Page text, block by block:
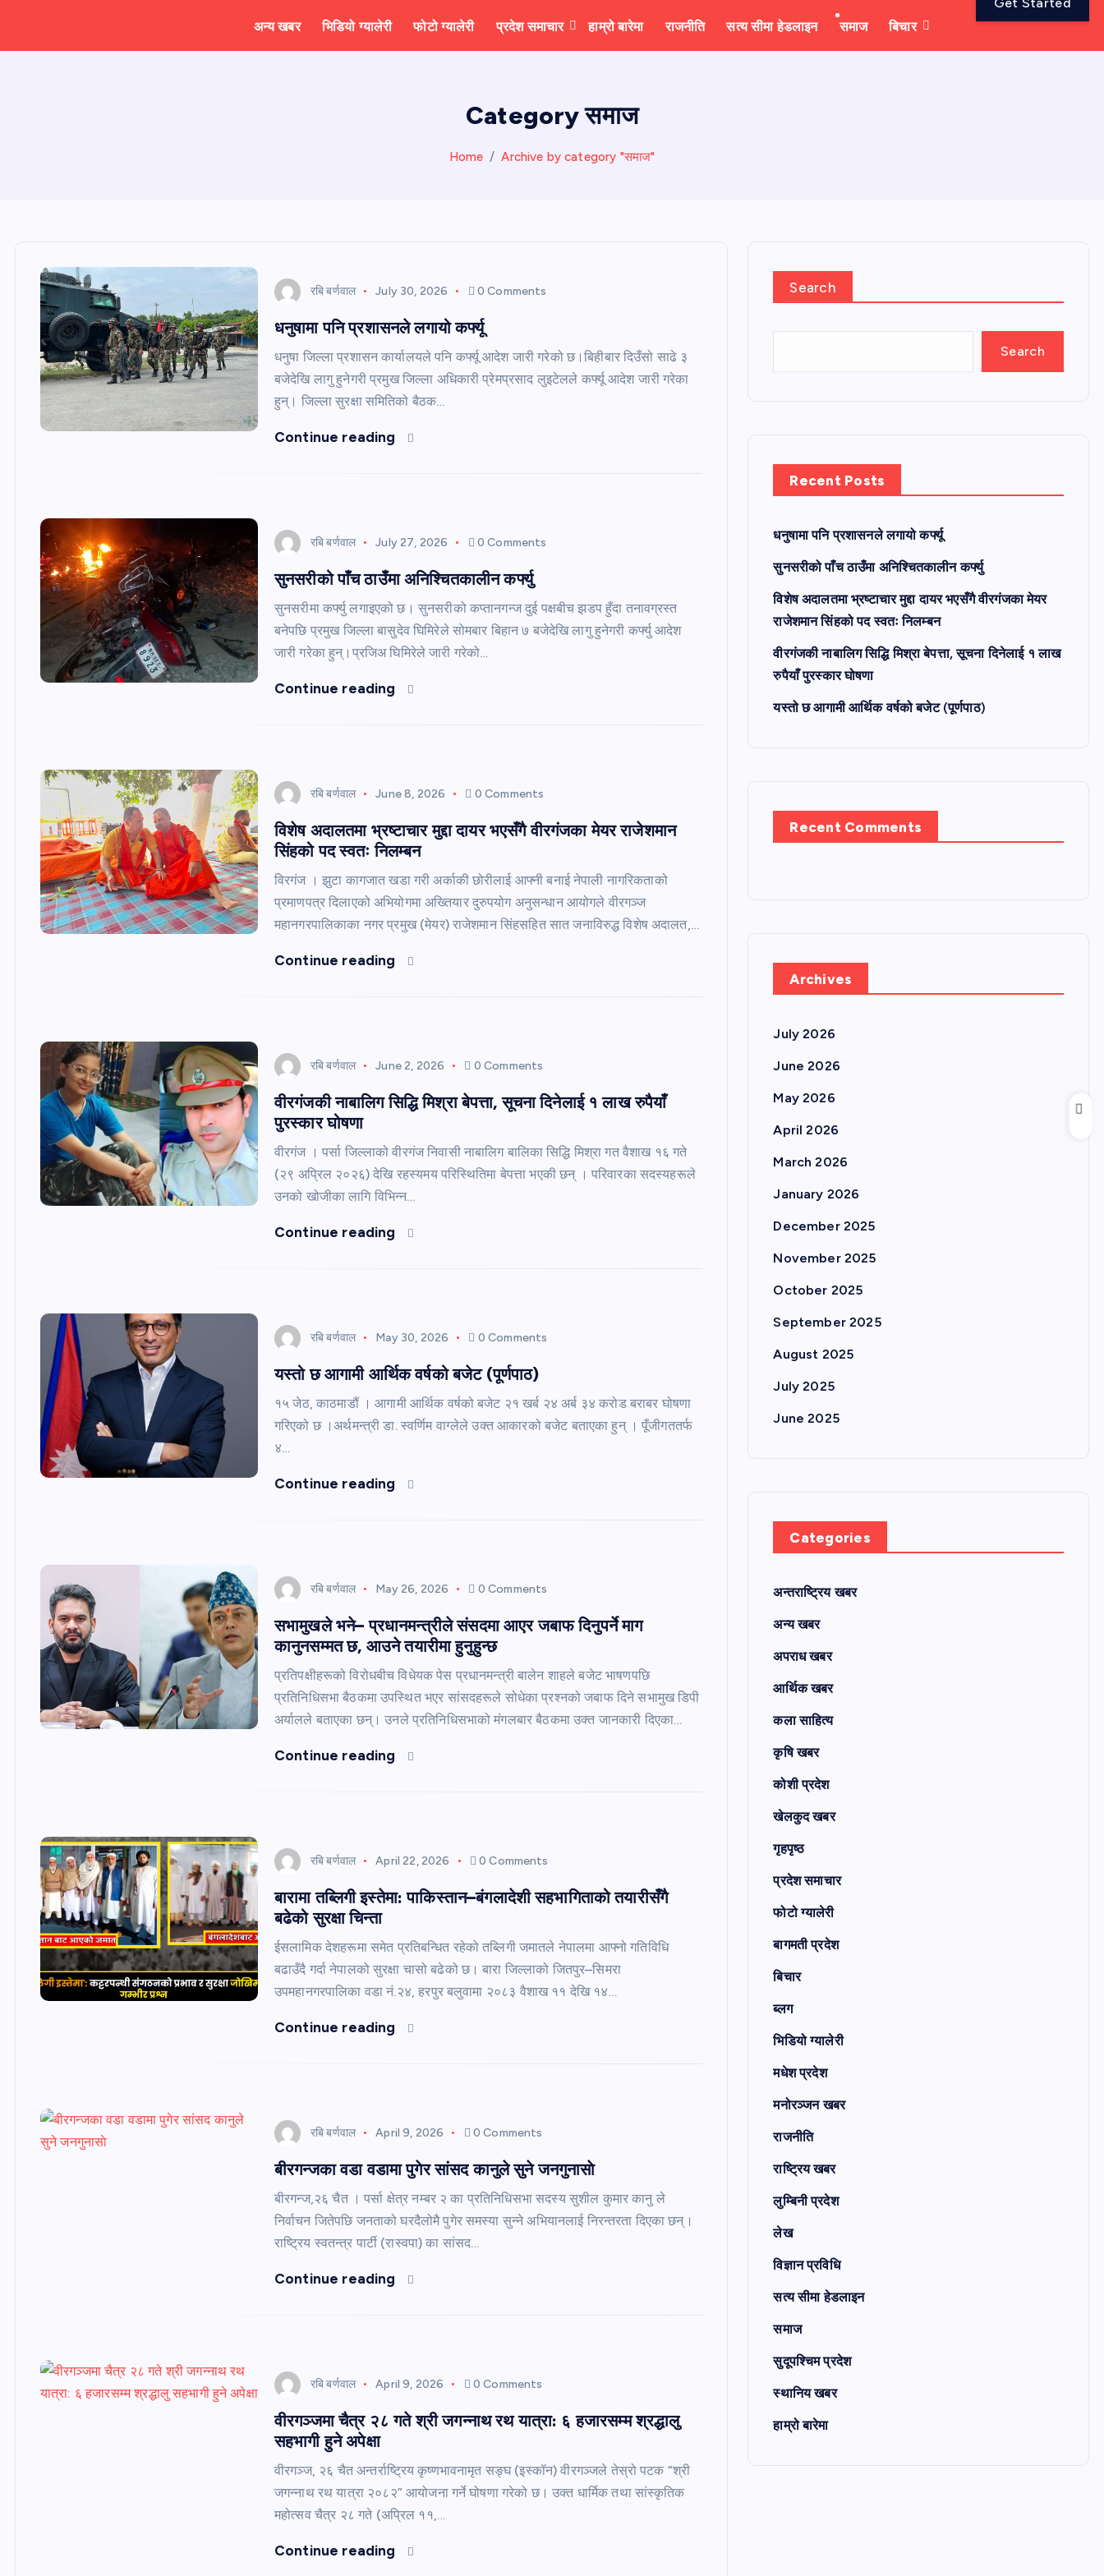
अन्य खबर भिडियो ग्यालेरी फोटो ग्यालेरी प्रदेश समाचार हाम्रो बारेमा राजनीति सत्य सीमा हेडलाइन समाज बिचार
Category समाज
Home Archive by category "समाज"
रबि बर्णवाल July 30, 2026 0 Comments
धनुषामा पनि प्रशासनले लगायो कर्फ्यू
धनुषा जिल्ला प्रशासन कार्यालयले पनि कर्फ्यू आदेश जारी गरेको छ।बिहीबार दिउँसो साढे ३
बजेदेखि लागु हुनेगरी प्रमुख जिल्ला अधिकारी प्रेमप्रसाद लुइटेलले कर्फ्यू आदेश जारी गरेका
हुन्। जिल्ला सुरक्षा समितिको बैठक…
Continue reading
रबि बर्णवाल July 27, 2026 0 Comments
सुनसरीको पाँच ठाउँमा अनिश्चितकालीन कर्फ्यु
सुनसरीमा कर्फ्यु लगाइएको छ। सुनसरीको कप्तानगन्ज दुई पक्षबीच झडप हुँदा तनावग्रस्त
बनेपछि प्रमुख जिल्ला बासुदेव घिमिरेले सोमबार बिहान ७ बजेदेखि लागु हुनेगरी कर्फ्यु आदेश
जारी गरेका हुन्।प्रजिअ घिमिरेले जारी गरेको…
Continue reading
रबि बर्णवाल June 8, 2026 0 Comments
विशेष अदालतमा भ्रष्टाचार मुद्दा दायर भएसँगै वीरगंजका मेयर राजेशमान
सिंहको पद स्वतः निलम्बन
विरगंज । झुटा कागजात खडा गरी अर्काकी छोरीलाई आफ्नी बनाई नेपाली नागरिकताको
प्रमाणपत्र दिलाएको अभियोगमा अख्तियार दुरुपयोग अनुसन्धान आयोगले वीरगञ्ज
महानगरपालिकाका नगर प्रमुख (मेयर) राजेशमान सिंहसहित सात जनाविरुद्ध विशेष अदालत,…
Continue reading
रबि बर्णवाल June 2, 2026 0 Comments
वीरगंजकी नाबालिग सिद्धि मिश्रा बेपत्ता, सूचना दिनेलाई १ लाख रुपैयाँ
पुरस्कार घोषणा
वीरगंज । पर्सा जिल्लाको वीरगंज निवासी नाबालिग बालिका सिद्धि मिश्रा गत वैशाख १६ गते
(२९ अप्रिल २०२६) देखि रहस्यमय परिस्थितिमा बेपत्ता भएकी छन् । परिवारका सदस्यहरूले
उनको खोजीका लागि विभिन्न…
Continue reading
रबि बर्णवाल May 30, 2026 0 Comments
यस्तो छ आगामी आर्थिक वर्षको बजेट (पूर्णपाठ)
१५ जेठ, काठमाडौं । आगामी आर्थिक वर्षको बजेट २१ खर्ब २४ अर्ब ३४ करोड बराबर घोषणा
गरिएको छ ।अर्थमन्त्री डा. स्वर्णिम वाग्लेले उक्त आकारको बजेट बताएका हुन् । पूँजीगततर्फ
४…
Continue reading
रबि बर्णवाल May 26, 2026 0 Comments
सभामुखले भने– प्रधानमन्त्रीले संसदमा आएर जबाफ दिनुपर्ने माग
कानुनसम्मत छ, आउने तयारीमा हुनुहुन्छ
प्रतिपक्षीहरूको विरोधबीच विधेयक पेस प्रधानमन्त्री बालेन शाहले बजेट भाषणपछि
प्रतिनिधिसभा बैठकमा उपस्थित भएर सांसदहरूले सोधेका प्रश्नको जबाफ दिने सभामुख डिपी
अर्यालले बताएका छन्। उनले प्रतिनिधिसभाको मंगलबार बैठकमा उक्त जानकारी दिएका…
Continue reading
रबि बर्णवाल April 22, 2026 0 Comments
बारामा तब्लिगी इस्तेमा: पाकिस्तान–बंगलादेशी सहभागिताको तयारीसँगै
बढेको सुरक्षा चिन्ता
ईसलामिक देशहरूमा समेत प्रतिबन्धित रहेको तब्लिगी जमातले नेपालमा आफ्नो गतिविधि
बढाउँदै गर्दा नेपालको सुरक्षा चासो बढेको छ। बारा जिल्लाको जितपुर–सिमरा
उपमहानगरपालिका वडा नं.२४, हरपुर बलुवामा २०८३ वैशाख ११ देखि १४…
Continue reading
रबि बर्णवाल April 9, 2026 0 Comments
बीरगन्जका वडा वडामा पुगेर सांसद कानुले सुने जनगुनासाे
बीरगन्ज,२६ चैत । पर्सा क्षेत्र नम्बर २ का प्रतिनिधिसभा सदस्य सुशील कुमार कानु ले
निर्वाचन जितेपछि जनताको घरदैलोमै पुगेर समस्या सुन्ने अभियानलाई निरन्तरता दिएका छन्।
राष्ट्रिय स्वतन्त्र पार्टी (रास्वपा) का सांसद…
Continue reading
रबि बर्णवाल April 9, 2026 0 Comments
वीरगञ्जमा चैत्र २८ गते श्री जगन्नाथ रथ यात्रा: ६ हजारसम्म श्रद्धालु
सहभागी हुने अपेक्षा
वीरगञ्ज, २६ चैत अन्तर्राष्ट्रिय कृष्णभावनामृत सङ्घ (इस्कॉन) वीरगञ्जले तेस्रो पटक “श्री
जगन्नाथ रथ यात्रा २०८२” आयोजना गर्ने घोषणा गरेको छ। उक्त धार्मिक तथा सांस्कृतिक
महोत्सव चैत्र २८ गते (अप्रिल ११,…
Continue reading
Search
Search
Recent Posts
धनुषामा पनि प्रशासनले लगायो कर्फ्यू
सुनसरीको पाँच ठाउँमा अनिश्चितकालीन कर्फ्यु
विशेष अदालतमा भ्रष्टाचार मुद्दा दायर भएसँगै वीरगंजका मेयर
राजेशमान सिंहको पद स्वतः निलम्बन
वीरगंजकी नाबालिग सिद्धि मिश्रा बेपत्ता, सूचना दिनेलाई १ लाख
रुपैयाँ पुरस्कार घोषणा
यस्तो छ आगामी आर्थिक वर्षको बजेट (पूर्णपाठ)
Recent Comments
Archives
July 2026
June 2026
May 2026
April 2026
March 2026
January 2026
December 2025
November 2025
October 2025
September 2025
August 2025
July 2025
June 2025
Categories
अन्तराष्ट्रिय खबर
अन्य खबर
अपराध खबर
आर्थिक खबर
कला साहित्य
कृषि खबर
कोशी प्रदेश
खेलकुद खबर
गृहपृष्ठ
प्रदेश समाचार
फोटो ग्यालेरी
बागमती प्रदेश
बिचार
ब्लग
भिडियो ग्यालेरी
मधेश प्रदेश
मनोरञ्जन खबर
राजनीति
राष्ट्रिय खबर
लुम्बिनी प्रदेश
लेख
विज्ञान प्रविधि
सत्य सीमा हेडलाइन
समाज
सुदूपश्चिम प्रदेश
स्थानिय खबर
हाम्रो बारेमा